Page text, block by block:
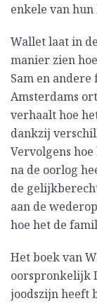
enkele van
Wallet laat in
manier zien
Sam en
Amsterdams
verhaalt hoe
dankzij
Vervolgens
na de oorlog
de
aan de
hoe het de
Het boek van
oorspronkelijk
joodszijn heeft